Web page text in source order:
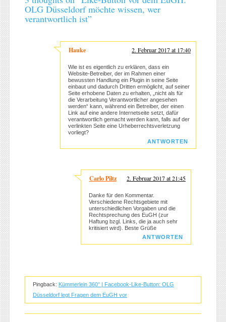
OLG Düsseldorf möchte wissen, wer
verantwortlich ist”
Hauke 2. Februar 2017 at 17:40
Wie ist es eigentlich zu erklären, dass ein
Website-Betreiber, der im Rahmen einer
bewussten Handlung ein Plugin in seine Seite
einbaut und dadurch Dritten ermöglicht, auf seiner
Seite erhobene Daten zu erhalten, „nicht als für
die Verarbeitung Verantwortlicher angesehen
werden“ kann, während ein Betreiber, der einen
Link auf eine andere Internetseite setzt, dafür
verantwortlich gemacht werden kann, falls auf der
verlinkten Seite eine Urheberrechtsverletzung
vorliegt?
ANTWORTEN
Carlo Piltz 2. Februar 2017 at 21:45
Danke für den Kommentar.
Verschiedene Rechtsgebiete mit
unterschiedlichen Vorgaben und die
Rechtsprechung des EuGH (zur
Haftung bzgl. Links, die ja auch sehr
kritisiert wird). Beste Grüße
ANTWORTEN
Pingback: Kümmerlein 360° | Facebook-Like-Button: OLG
Düsseldorf legt Fragen dem EuGH vor